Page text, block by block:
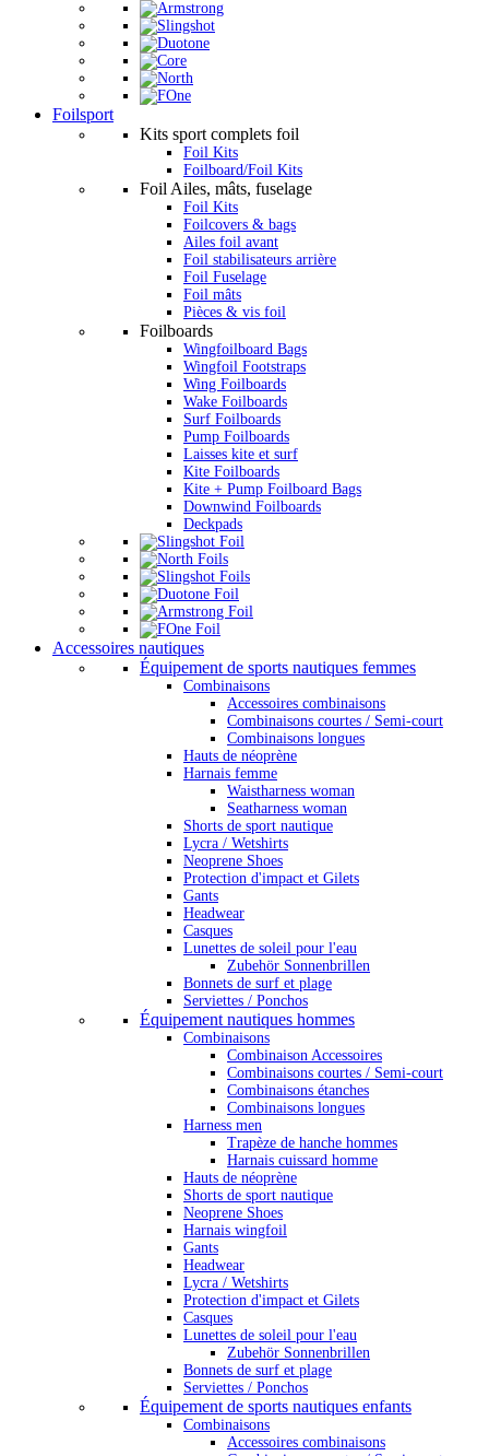
Foilsport
Kits sport complets foil
Foil Kits
Foilboard/Foil Kits
Foil Ailes, mâts, fuselage
Foil Kits
Foilcovers & bags
Ailes foil avant
Foil stabilisateurs arrière
Foil Fuselage
Foil mâts
Pièces & vis foil
Foilboards
Wingfoilboard Bags
Wingfoil Footstraps
Wing Foilboards
Wake Foilboards
Surf Foilboards
Pump Foilboards
Laisses kite et surf
Kite Foilboards
Kite + Pump Foilboard Bags
Downwind Foilboards
Deckpads
Accessoires nautiques
Équipement de sports nautiques femmes
Combinaisons
Accessoires combinaisons
Combinaisons courtes / Semi-court
Combinaisons longues
Hauts de néoprène
Harnais femme
Waistharness woman
Seatharness woman
Shorts de sport nautique
Lycra / Wetshirts
Neoprene Shoes
Protection d'impact et Gilets
Gants
Headwear
Casques
Lunettes de soleil pour l'eau
Zubehör Sonnenbrillen
Bonnets de surf et plage
Serviettes / Ponchos
Équipement nautiques hommes
Combinaisons
Combinaison Accessoires
Combinaisons courtes / Semi-court
Combinaisons étanches
Combinaisons longues
Harness men
Trapèze de hanche hommes
Harnais cuissard homme
Hauts de néoprène
Shorts de sport nautique
Neoprene Shoes
Harnais wingfoil
Gants
Headwear
Lycra / Wetshirts
Protection d'impact et Gilets
Casques
Lunettes de soleil pour l'eau
Zubehör Sonnenbrillen
Bonnets de surf et plage
Serviettes / Ponchos
Équipement de sports nautiques enfants
Combinaisons
Accessoires combinaisons